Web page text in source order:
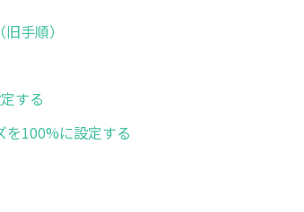
手順）
する
を100%に設定する